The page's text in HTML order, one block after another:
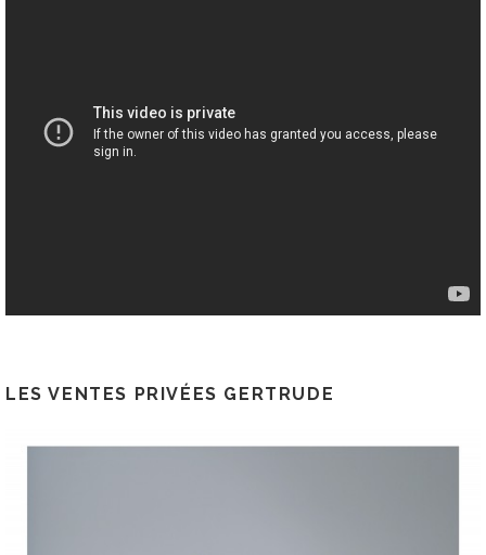
LES VENTES PRIVÉES GERTRUDE